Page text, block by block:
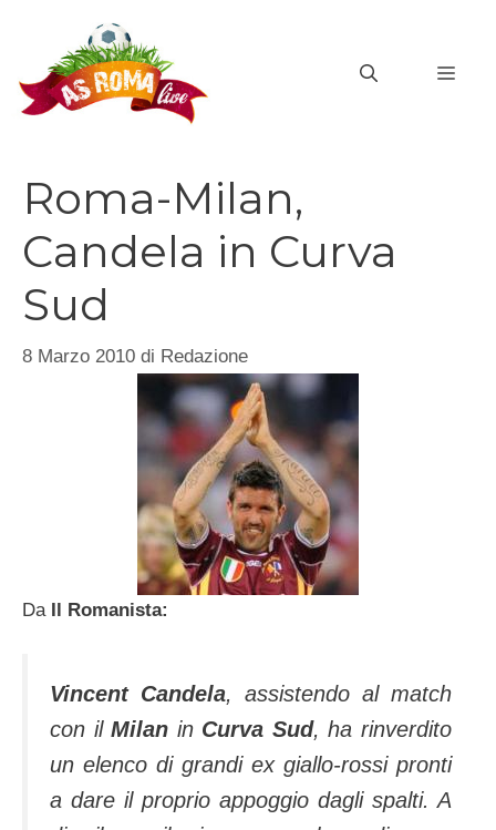
contenuto
Roma-Milan,
Candela in Curva
Sud
8 Marzo 2010 di Redazione
DaIl Romanista:
Vincent Candela, assistendo al match
con ilMilan in Curva Sud, ha rinverdito
un elenco di grandi ex giallo-rossi pronti
a dare il proprio appoggio dagli spalti. A